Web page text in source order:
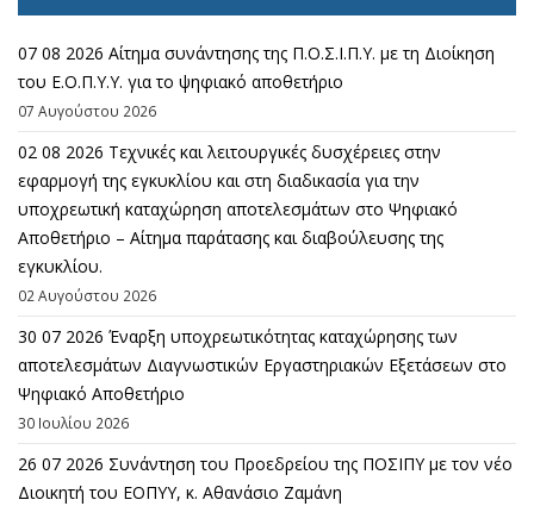
07 08 2026 Αίτημα συνάντησης της Π.Ο.Σ.Ι.Π.Υ. με τη Διοίκηση
του Ε.Ο.Π.Υ.Υ. για το ψηφιακό αποθετήριο
07 Αυγούστου 2026
02 08 2026 Τεχνικές και λειτουργικές δυσχέρειες στην
εφαρμογή της εγκυκλίου και στη διαδικασία για την
υποχρεωτική καταχώρηση αποτελεσμάτων στο Ψηφιακό
Αποθετήριο – Αίτημα παράτασης και διαβούλευσης της
εγκυκλίου.
02 Αυγούστου 2026
30 07 2026 Έναρξη υποχρεωτικότητας καταχώρησης των
αποτελεσμάτων Διαγνωστικών Εργαστηριακών Εξετάσεων στο
Ψηφιακό Αποθετήριο
30 Ιουλίου 2026
26 07 2026 Συνάντηση του Προεδρείου της ΠΟΣΙΠΥ με τον νέο
Διοικητή του ΕΟΠΥΥ, κ. Αθανάσιο Ζαμάνη